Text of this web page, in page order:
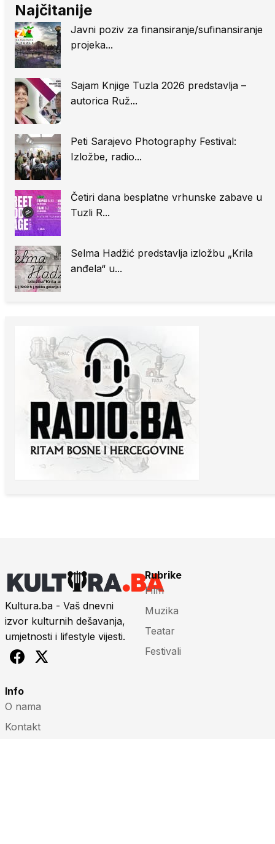
Najčitanije
Javni poziv za finansiranje/sufinansiranje
projeka...
Sajam Knjige Tuzla 2026 predstavlja –
autorica Ruž...
Peti Sarajevo Photography Festival:
Izložbe, radio...
Četiri dana besplatne vrhunske zabave u
Tuzli R...
Selma Hadžić predstavlja izložbu „Krila
anđela“ u...
Kultura.ba - Vaš dnevni
izvor kulturnih dešavanja,
umjetnosti i lifestyle vijesti.
Rubrike
Film
Muzika
Teatar
Festivali
Info
O nama
Kontakt